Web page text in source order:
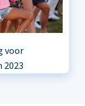
voor
2023